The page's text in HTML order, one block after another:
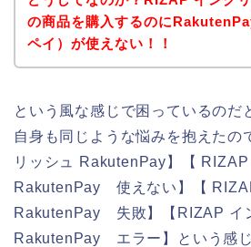
の商品を購入するのに
ペイ）が使えない！！
という風な感じで困っているのだ
自身も同じような悩みを抱えたの
リッシュ RakutenPay】【 RIZAP
RakutenPay 使えない】【
RakutenPay 失敗】【RIZAP イ
RakutenPay エラー】という感